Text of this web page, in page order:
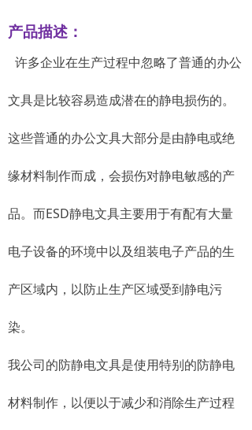
产品描述：
许多企业在生产过程中忽略了普通的办公
文具是比较容易造成潜在的静电损伤的。
这些普通的办公文具大部分是由静电或绝
缘材料制作而成，会损伤对静电敏感的产
品。而ESD静电文具主要用于有配有大量
电子设备的环境中以及组装电子产品的生
产区域内，以防止生产区域受到静电污
染。
我公司的防静电文具是使用特别的防静电
材料制作，以便以于减少和消除生产过程